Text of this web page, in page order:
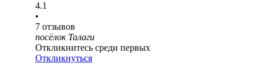
4.1
•
7 отзывов
посёлок Талаги
Откликнитесь среди первых
Откликнуться